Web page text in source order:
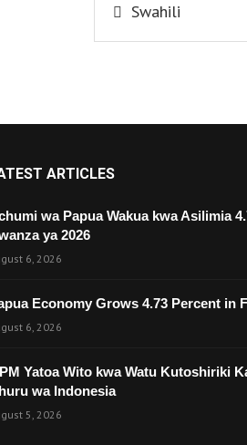
Swahili
ARTICLES
wa Papua Wakua kwa Asilimia
ya 2026
6, 2026
Economy Grows 4.73 Percent in
6, 2026
Yatoa Wito kwa Watu Kutoshiriki
wa Indonesia
5, 2026